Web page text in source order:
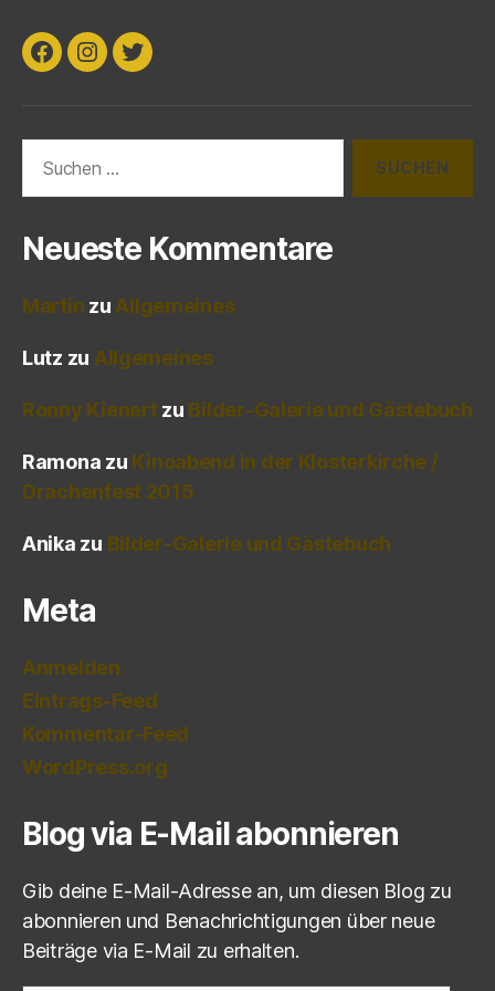
Facebook
Instagram
Twitter
nach:
Neueste Kommentare
Martin zu Allgemeines
Lutz zu Allgemeines
Ronny Kienertzu Bilder-Galerie und Gästebuch
Ramona zu Kinoabend in der Klosterkirche /
Drachenfest 2015
Anika zu Bilder-Galerie und Gästebuch
Meta
Anmelden
Eintrags-Feed
Kommentar-Feed
WordPress.org
Blog via E-Mail abonnieren
Gib deine E-Mail-Adresse an, um diesen Blog zu
abonnieren und Benachrichtigungen über neue
Beiträge via E-Mail zu erhalten.